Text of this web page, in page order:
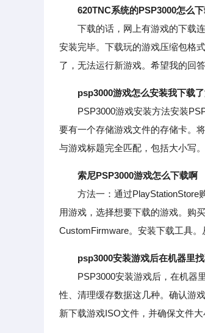
620TNC系统的PSP3000怎么
下载的话，网上有游戏的下载连
安装完毕。下载玩的游戏压缩包格
了，无法运行新游戏。希望我的回答
psp3000游戏怎么安装我下载
PSP3000游戏安装方法安装
要有一个存储游戏文件的存储卡。
与游戏标题完全匹配，包括大小写。
索尼PSP3000游戏怎么下载啊
方法一：通过PlayStationStore购
用游戏，选择想要下载的游戏。购
CustomFirmware。安装下载工具。
psp3000安装游戏后在机器里
PSP3000安装游戏后，在机器里
性、清理缓存数据这几种。确认游
新下载游戏ISO文件，并确保文件大